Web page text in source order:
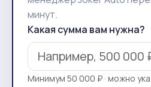
минут.
Какая сумма вам нужна?
Минимум 50 000 ₽ · можно